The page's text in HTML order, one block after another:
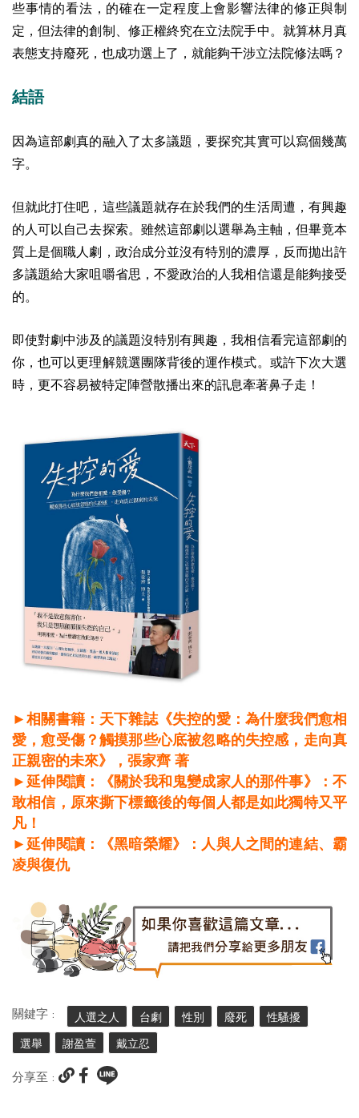
些事情的看法，的確在一定程度上會影響法律的修正與制
定，但法律的創制、修正權終究在立法院手中。就算林月真
表態支持廢死，也成功選上了，就能夠干涉立法院修法嗎？
結語
因為這部劇真的融入了太多議題，要探究其實可以寫個幾萬
字。
但就此打住吧，這些議題就存在於我們的生活周遭，有興趣
的人可以自己去探索。雖然這部劇以選舉為主軸，但畢竟本
質上是個職人劇，政治成分並沒有特別的濃厚，反而拋出許
多議題給大家咀嚼省思，不愛政治的人我相信還是能夠接受
的。
即使對劇中涉及的議題沒特別有興趣，我相信看完這部劇的
你，也可以更理解競選團隊背後的運作模式。或許下次大選
時，更不容易被特定陣營散播出來的訊息牽著鼻子走！
►相關書籍：天下雜誌《失控的愛：為什麼我們愈相
愛，愈受傷？觸摸那些心底被忽略的失控感，走向真
正親密的未來》，張家齊 著
►延伸閱讀：《關於我和鬼變成家人的那件事》：不
敢相信，原來撕下標籤後的每個人都是如此獨特又平
凡！
►延伸閱讀：《黑暗榮耀》：人與人之間的連結、霸
凌與復仇
關鍵字 : 人選之人 台劇 性別 廢死 性騷擾
選舉 謝盈萱 戴立忍
分享至 :